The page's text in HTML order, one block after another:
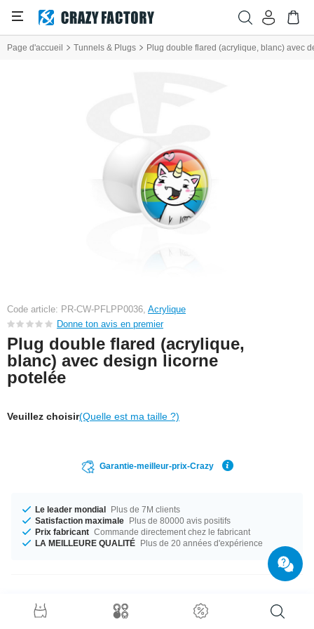
Page d'accueil Tunnels & Plugs Plug double flared (acrylique, blanc) avec
Code article: PR-CW-PFLPP0036, Acrylique
Donne ton avis en premier
Plug double flared (acrylique,
blanc) avec design licorne
potelée
Veuillez choisir(Quelle est ma taille ?)
Garantie-meilleur-prix-Crazy
Le leader mondial Plus de 7M clients
Satisfaction maximale Plus de 80000 avis positifs
Prix fabricant Commande directement chez le fabricant
LA MEILLEURE QUALITÉ Plus de 20 années d'expérience
Détails produit